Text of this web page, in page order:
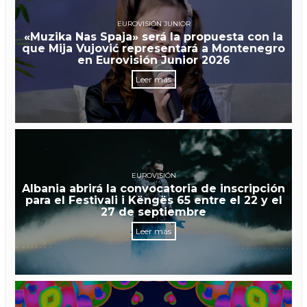
EUROVISIÓN JUNIOR
«Muzika Nas Spaja» será la propuesta con la
que Mija Vujović representará a Montenegro
en Eurovisión Junior 2026
Leer más
EUROVISIÓN
Albania abrirá la convocatoria de inscripción
para el Festivali i Këngës 65 entre el 22 y el
27 de septiembre
Leer más